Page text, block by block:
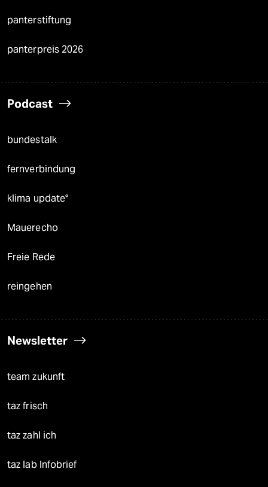
panterstiftung
panterpreis 2026
Podcast
bundestalk
fernverbindung
klima update°
Mauerecho
Freie Rede
reingehen
Newsletter
team zukunft
taz frisch
taz zahl ich
taz lab Infobrief